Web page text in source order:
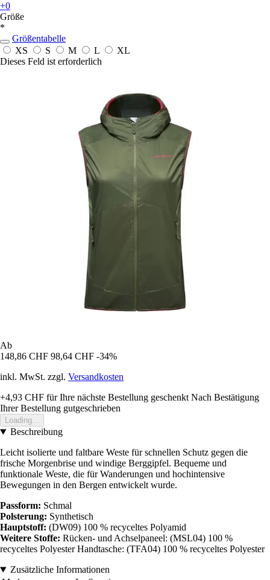
+0
Größe
*
Größentabelle
XS
S M L
XL
Dieses Feld ist erforderlich
Ab
148,86 CHF 98,64 CHF -34%
inkl. MwSt. zzgl. Versandkosten
+4,93 CHF für Ihre nächste Bestellung geschenkt Nach Bestätigung
Ihrer Bestellung gutgeschrieben
Loading...
Beschreibung
Leicht isolierte und faltbare Weste für schnellen Schutz gegen die
frische Morgenbrise und windige Berggipfel. Bequeme und
funktionale Weste, die für Wanderungen und hochintensive
Bewegungen in den Bergen entwickelt wurde.
Passform: Schmal
Polsterung: Synthetisch
Hauptstoff: (DW09) 100 % recyceltes Polyamid
Weitere Stoffe: Rücken- und Achselpaneel: (MSL04) 100 %
recyceltes Polyester Handtasche: (TFA04) 100 % recyceltes Polyester
Zusätzliche Informationen